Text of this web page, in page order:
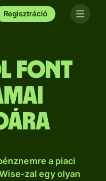
Regisztráció
font
a piaci
zal egy olyan